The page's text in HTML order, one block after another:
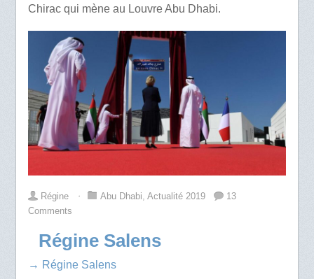
Chirac qui mène au Louvre Abu Dhabi.
Régine ⋅ Abu Dhabi, Actualité 2019
13
Comments
Régine Salens
→ Régine Salens